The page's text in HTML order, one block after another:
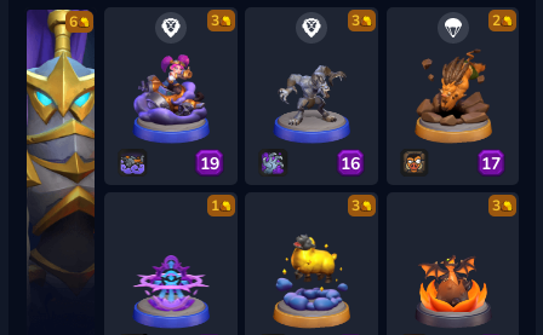
6 3
19
3
16
2
17
1 3 3